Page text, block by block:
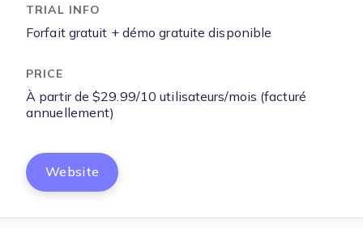
Forfait gratuit + démo gratuite disponible
À partir de $29.99/10 utilisateurs/mois (facturé
annuellement)
Website